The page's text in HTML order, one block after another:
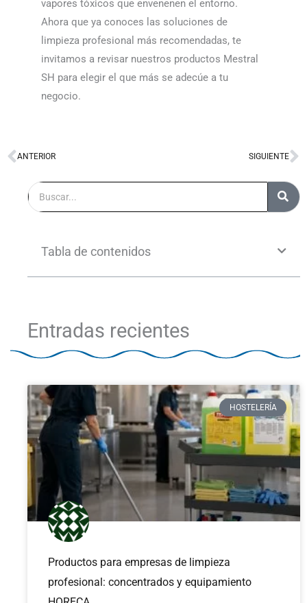
vapores tóxicos que envenenen el entorno.
Ahora que ya conoces las soluciones de
limpieza profesional más recomendadas, te
invitamos a revisar nuestros productos Mestral
SH para elegir el que más se adecúe a tu
negocio.
Ant
ANTERIOR SIGUIENTE
Buscar
Tabla de contenidos
Entradas recientes
HOSTELERÍA
Productos para empresas de limpieza
profesional: concentrados y equipamiento